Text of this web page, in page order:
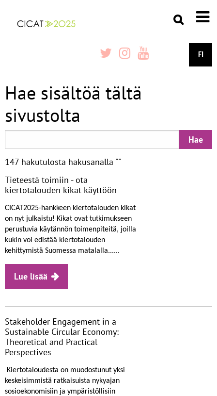
FI
Hae sisältöä tältä
sivustolta
147 hakutulosta hakusanalla ""
Tieteestä toimiin - ota
kiertotalouden kikat käyttöön
CICAT2025-hankkeen kiertotalouden kikat
on nyt julkaistu! Kikat ovat tutkimukseen
perustuvia käytännön toimenpiteitä, joilla
kukin voi edistää kiertotalouden
kehittymistä Suomessa matalalla......
Lue lisää
Stakeholder Engagement in a
Sustainable Circular Economy:
Theoretical and Practical
Perspectives
Kiertotaloudesta on muodostunut yksi
keskeisimmistä ratkaisuista nykyajan
sosioekonomisiin ja ympäristöllisiin